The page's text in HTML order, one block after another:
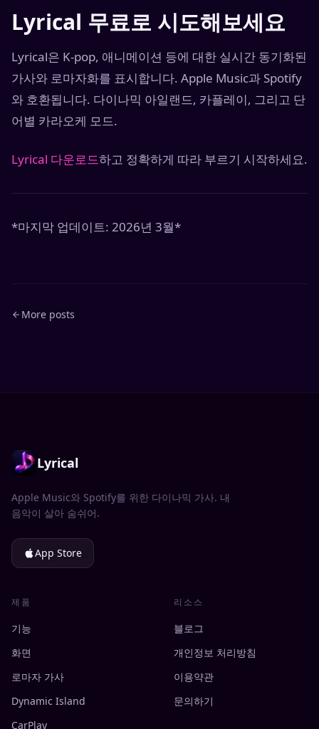
Lyrical 무료로 시도해보세요
Lyrical은 K-pop, 애니메이션 등에 대한 실시간 동기화된
가사와 로마자화를 표시합니다. Apple Music과 Spotify
와 호환됩니다. 다이나믹 아일랜드, 카플레이, 그리고 단
어별 카라오케 모드.
Lyrical 다운로드하고 정확하게 따라 부르기 시작하세요.
*마지막 업데이트: 2026년 3월*
More posts
Lyrical
Apple Music와 Spotify를 위한 다이나믹 가사. 내
음악이 살아 숨쉬어.
App Store
제품
기능
화면
로마자 가사
Dynamic Island
CarPlay
리소스
블로그
개인정보 처리방침
이용약관
문의하기